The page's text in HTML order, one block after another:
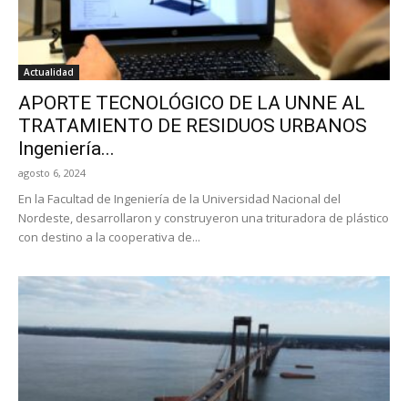
Actualidad
APORTE TECNOLÓGICO DE LA UNNE AL
TRATAMIENTO DE RESIDUOS URBANOS
Ingeniería...
agosto 6, 2024
En la Facultad de Ingeniería de la Universidad Nacional del
Nordeste, desarrollaron y construyeron una trituradora de plástico
con destino a la cooperativa de...